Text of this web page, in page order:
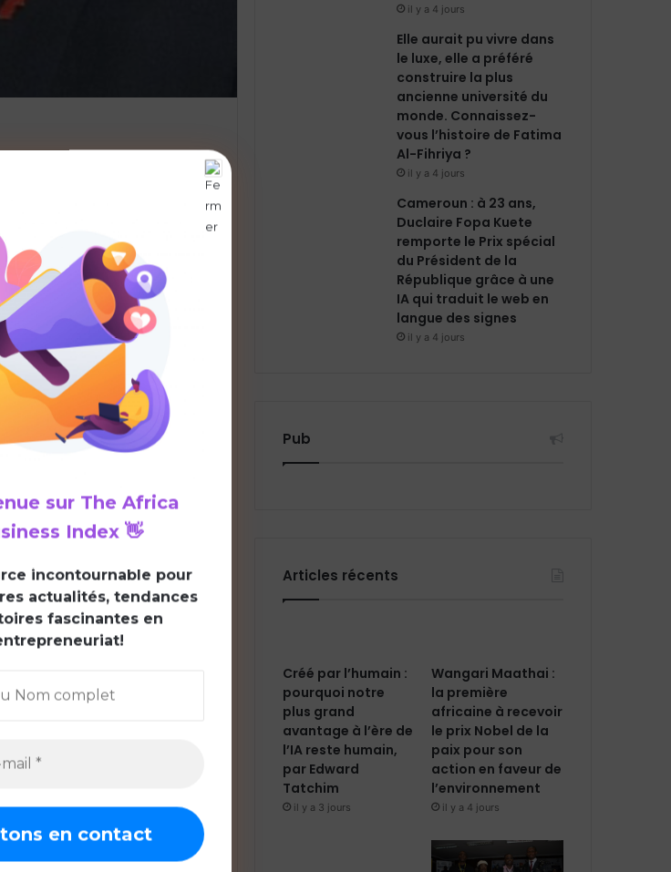
par le Conseil d’administration
sous réserve de l’agrément
la COBAC. Il succède à
au sein du groupe
camerounaise.
groupe bancaire panafricain,
pour accompagner
centrale.
internationale
décennies d’expérience
au sein du groupe
une grande diversité de
les financements
fonctions transverses d’audit,
de Directeur exécutif en
et de la Performance,
et Filiales de Financement
centrale
par une forte dimension
Bank en Guinée et
en charge des activités de
dans la région CEMAC.
surThe Africa
Index👋
incontournable pour
actualités, tendances
fascinantes en
il y a 4 jours
Elle aurait pu vivre dans
le luxe, elle a préféré
construire la plus
ancienne université du
monde. Connaissez-
vous l’histoire de Fatima
Al-Fihriya ?
il y a 4 jours
Cameroun : à 23 ans,
Duclaire Fopa Kuete
remporte le Prix spécial
du Président de la
République grâce à une
IA qui traduit le web en
langue des signes
il y a 4 jours
Pub
Articles récents
Créé par l’humain :
pourquoi notre
plus grand
avantage à l’ère de
l’IA reste humain,
par Edward
Tatchim
il y a 3 jours
Wangari Maathai :
la première
africaine à recevoir
le prix Nobel de la
paix pour son
action en faveur de
l’environnement
il y a 4 jours